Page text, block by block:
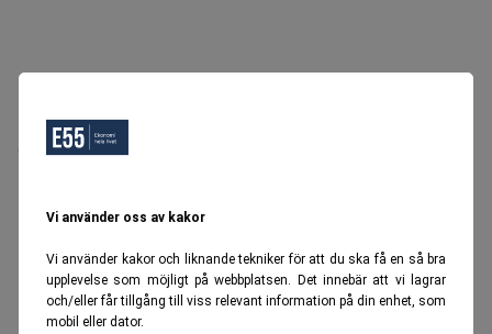
Vi använder oss av kakor
Vi använder kakor och liknande tekniker för att du ska få en så bra
upplevelse som möjligt på webbplatsen. Det innebär att vi lagrar
och/eller får tillgång till viss relevant information på din enhet, som
mobil eller dator.
Oops, Ett fel inträffade.